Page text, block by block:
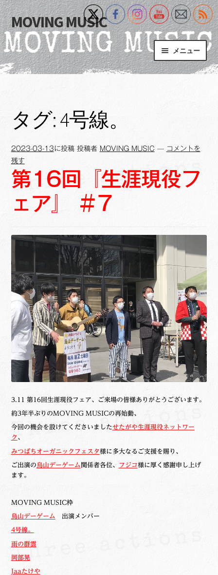
ナ
ビ
ゲ
ー
シ
ス
キ
プ
コ
ン
テ
ン
ツ
ッ
プ
MOVING MUSIC
メニュー
Home
ュ
を
展
What’s New
Blog
+MM Online Video Platform
サ
ブ
ー
開
フォトギャラリー
ニ
を
展
開
ュ
ー
を
展
開
せたがや生涯現役ネットワーク
サ
ブ
メ
ニ
ュ
ー
を
展
開
萩・魅力PR大使
サ
ブ
メ
ニ
ュ
ー
を
展
開
出演希望/お問い合わせフォーム
Contact
タグ:4号線。
2023-03-13に投稿 投稿者 MOVING MUSIC — コメントを
残す
第16回『生涯現役フ
ェア』 ＃7
3.11 第16回生涯現役フェア、ご来場の皆様ありがとうございます。
約3年半ぶりのMOVING MUSICの再始動、
今回の機会を設けてくださいましたせたがや生涯現役ネットワー
ク 、
みつばちオーガニックフェスタ様に多大なるご支援を賜り、
ご出演の 烏山デーゲーム 関係者各位、 フジコ様に厚く感謝申し上げ
ます。
MOVING MUSIC枠
烏山デーゲーム 出演メンバー
4号線。
雨の群雲
岡部晃
Jaaたけや